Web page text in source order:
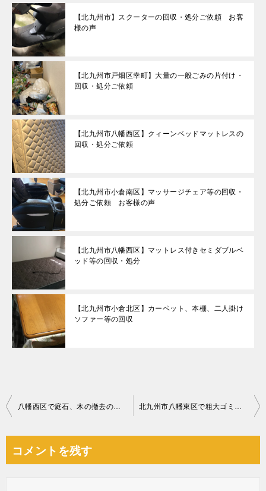
【北九州市】スクーターの回収・処分ご依頼 お客
様の声
【北九州市戸畑区幸町】大量の一般ごみの片付け・
回収・処分ご依頼
【北九州市八幡西区】クィーンベッドマットレスの
回収・処分ご依頼
【北九州市小倉南区】マッサージチェア等の回収・
処分ご依頼 お客様の声
【北九州市八幡西区】マットレス付きセミダブルベ
ッド等の回収・処分
【北九州市小倉北区】カーペット、本棚、二人掛け
ソファー等の回収
投
ビ
八幡西区で庭石、木の撤去の見積り依頼を頂きました 北九州市八幡東区で粗大ゴミ処分の見積り依頼を頂きました
コメントを残す